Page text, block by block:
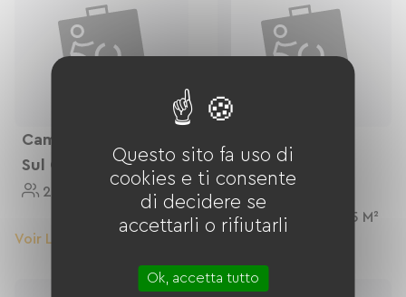
Parking extérieur privé et Abri couvert et fermé
pour les vélos
Camera Con Vista
Sul Giardino
2 Personnes 15 M²
Voir Le Logement
Avec Terrasse
Privative
2 Personnes
15 M²
Questo sito fa uso di
cookies e ti consente
di decidere se
accettarli o rifiutarli
Ok, accetta tutto